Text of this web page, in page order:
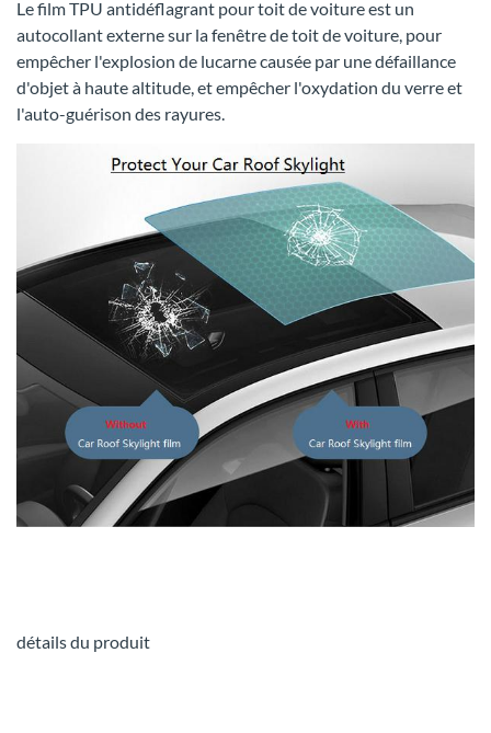
Le film TPU antidéflagrant pour toit de voiture est un
autocollant externe sur la fenêtre de toit de voiture, pour
empêcher l'explosion de lucarne causée par une défaillance
d'objet à haute altitude, et empêcher l'oxydation du verre et
l'auto-guérison des rayures.
détails du produit